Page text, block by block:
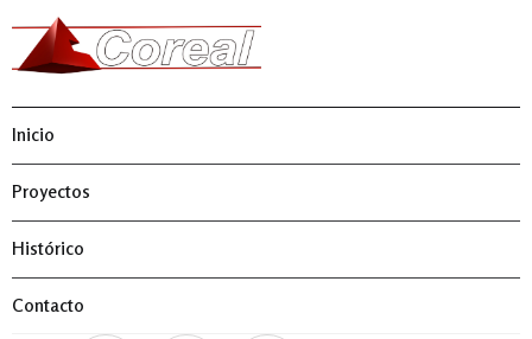
Inicio
Proyectos
Histórico
Contacto